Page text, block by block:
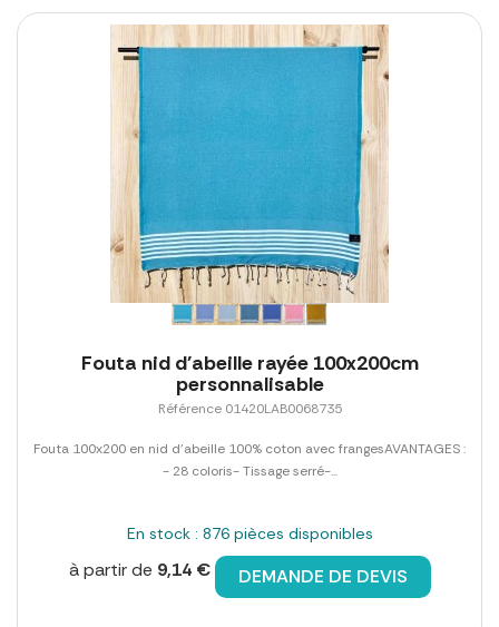
Fouta nid d'abeille rayée 100x200cm
personnalisable
Référence 01420LAB0068735
Fouta 100x200 en nid d'abeille 100% coton avec frangesAVANTAGES :
- 28 coloris- Tissage serré-...
En stock : 876 pièces disponibles
à partir de 9,14 € DEMANDE DE DEVIS